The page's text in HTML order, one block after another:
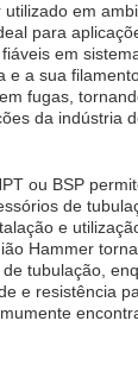
utilizado em
para
em
e a sua
fugas,
da indústria
ou BSP
de
e
Hammer
tubulação,
e resistência